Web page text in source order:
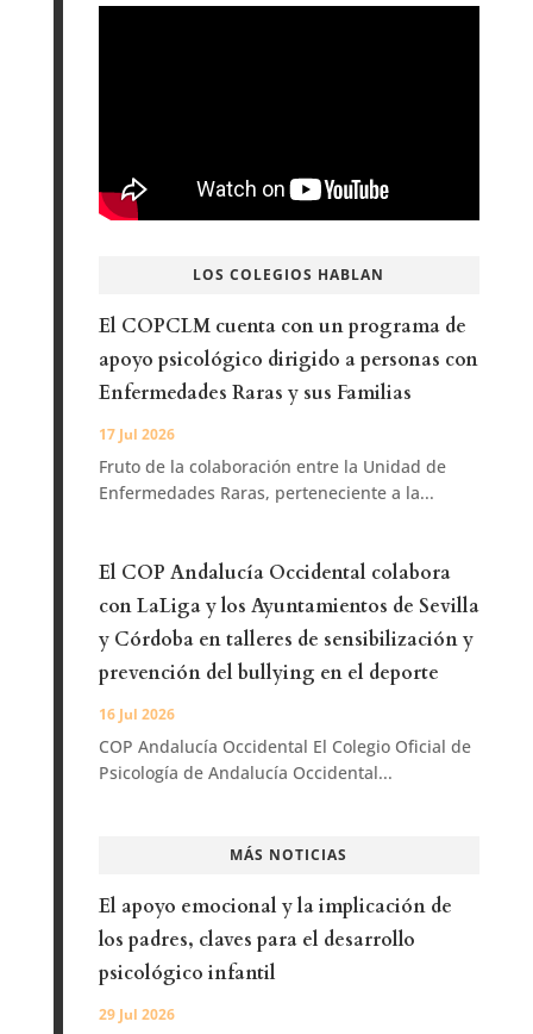
LOS COLEGIOS HABLAN
El COPCLM cuenta con un programa de
apoyo psicológico dirigido a personas con
Enfermedades Raras y sus Familias
17 Jul 2026
Fruto de la colaboración entre la Unidad de
Enfermedades Raras, perteneciente a la...
El COP Andalucía Occidental colabora
con LaLiga y los Ayuntamientos de Sevilla
y Córdoba en talleres de sensibilización y
prevención del bullying en el deporte
16 Jul 2026
COP Andalucía Occidental El Colegio Oficial de
Psicología de Andalucía Occidental...
MÁS NOTICIAS
El apoyo emocional y la implicación de
los padres, claves para el desarrollo
psicológico infantil
29 Jul 2026